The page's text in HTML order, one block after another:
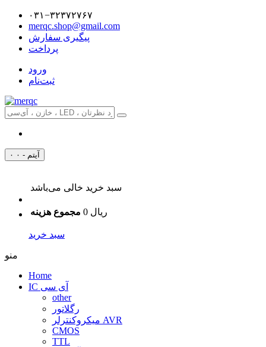
۰۳۱−۳۲۳۷۲۷۶۷
merqc.shop@gmail.com
پیگیری سفارش
پرداخت
ورود
ثبت‌نام
۰ آیتم - ۰
سبد خرید خالی می‌باشد
مجموع هزینه 0 ریال
سبد خرید
منو
Home
IC آی سی
other
رگلاتور
میکروکنترلر AVR
CMOS
TTL